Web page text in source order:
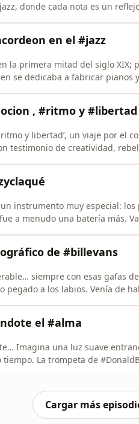
donde cada nota es un
en el #jazz
la primera mitad del siglo XIX;
se dedicaba a fabricar pianos
que ten, #ritmo y #libertad
ritmo y libertad’, un viaje por el
testimonio de creatividad,
muy especial: los pies. El #claqué, o #tap, no es
a menudo una batería más.
de #billevans
siempre con esas gafas
pegado a los labios. Venía de
el #alma
Imagina una luz suave
La trompeta de
Cargar más